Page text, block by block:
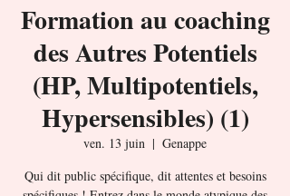
Formation au coaching
des Autres Potentiels
(HP, Multipotentiels,
Hypersensibles) (1)
ven. 13 juin
  |
Genappe
Qui dit public spécifique, dit attentes et besoins